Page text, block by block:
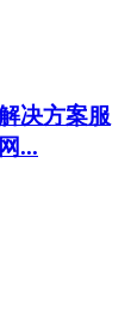
决方案服
...